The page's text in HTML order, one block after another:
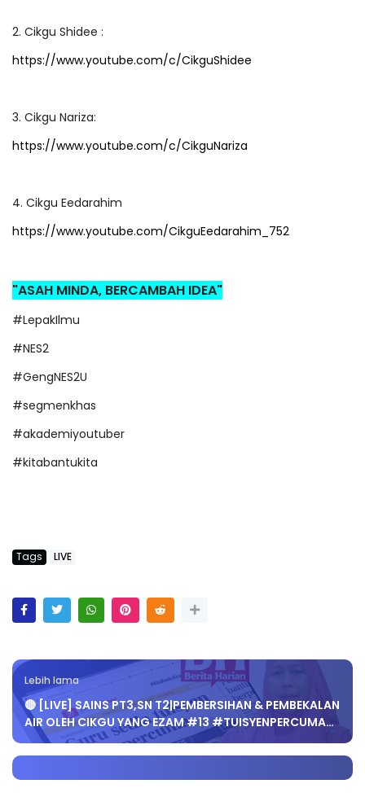
2. Cikgu Shidee :
https://www.youtube.com/c/CikguShidee
3. Cikgu Nariza:
https://www.youtube.com/c/CikguNariza
4. Cikgu Eedarahim
https://www.youtube.com/CikguEedarahim_752
"ASAH MINDA, BERCAMBAH IDEA"
#LepakIlmu
#NES2
#GengNES2U
#segmenkhas
#akademiyoutuber
#kitabantukita
Tags LIVE
Lebih lama
🔴 [LIVE] SAINS PT3,SN T2|PEMBERSIHAN & PEMBEKALAN
AIR OLEH CIKGU YANG EZAM #13 #TUISYENPERCUMA…